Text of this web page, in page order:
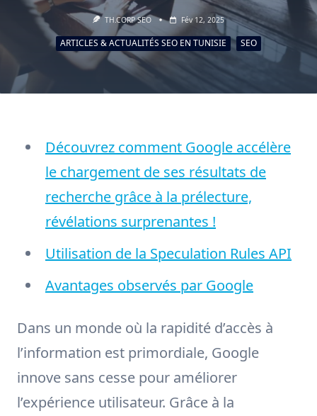
TH.CORP SEO Fév 12, 2025
ARTICLES & ACTUALITÉS SEO EN TUNISIE SEO
Découvrez comment Google accélère
le chargement de ses résultats de
recherche grâce à la prélecture,
révélations surprenantes !
Utilisation de la Speculation Rules API
Avantages observés par Google
Dans un monde où la rapidité d’accès à
l’information est primordiale, Google
innove sans cesse pour améliorer
l’expérience utilisateur. Grâce à la